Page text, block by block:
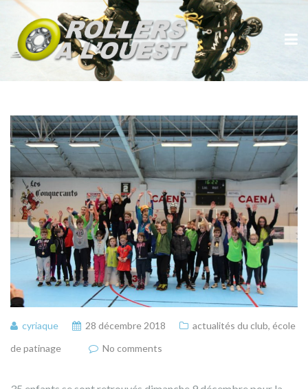
cyriaque 28 décembre 2018 actualités du club, école
de patinage
No comments